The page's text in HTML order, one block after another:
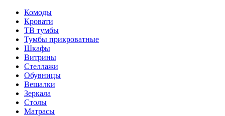
Комоды
Кровати
ТВ тумбы
Тумбы прикроватные
Шкафы
Витрины
Стеллажи
Обувницы
Вешалки
Зеркала
Столы
Матрасы